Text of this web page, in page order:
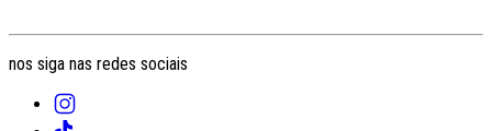
nos siga nas redes sociais